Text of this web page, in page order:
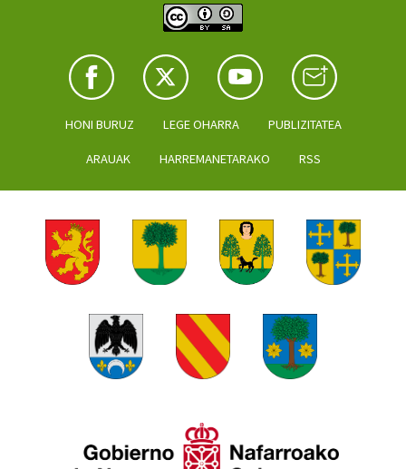
HONI BURUZ LEGE OHARRA PUBLIZITATEA
ARAUAK HARREMANETARAKO RSS